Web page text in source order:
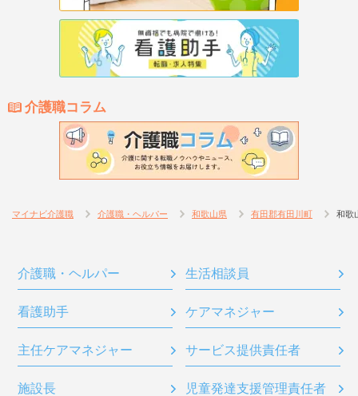
介護職コラム
マイナビ介護職 介護職・ヘルパー 和歌山県 有田郡有田川町 和歌
介護職・ヘルパー 生活相談員
看護助手 ケアマネジャー
主任ケアマネジャー サービス提供責任者
施設長 児童発達支援管理責任者